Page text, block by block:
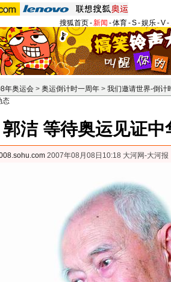
搜狐首页-新闻 -体育-S-娱乐-V-
年奥运会 > 奥运倒计时一周年 > 我们邀请世界-倒计
态
郭洁 等待奥运见证
2007年08月08日10:18 大河网-大河报